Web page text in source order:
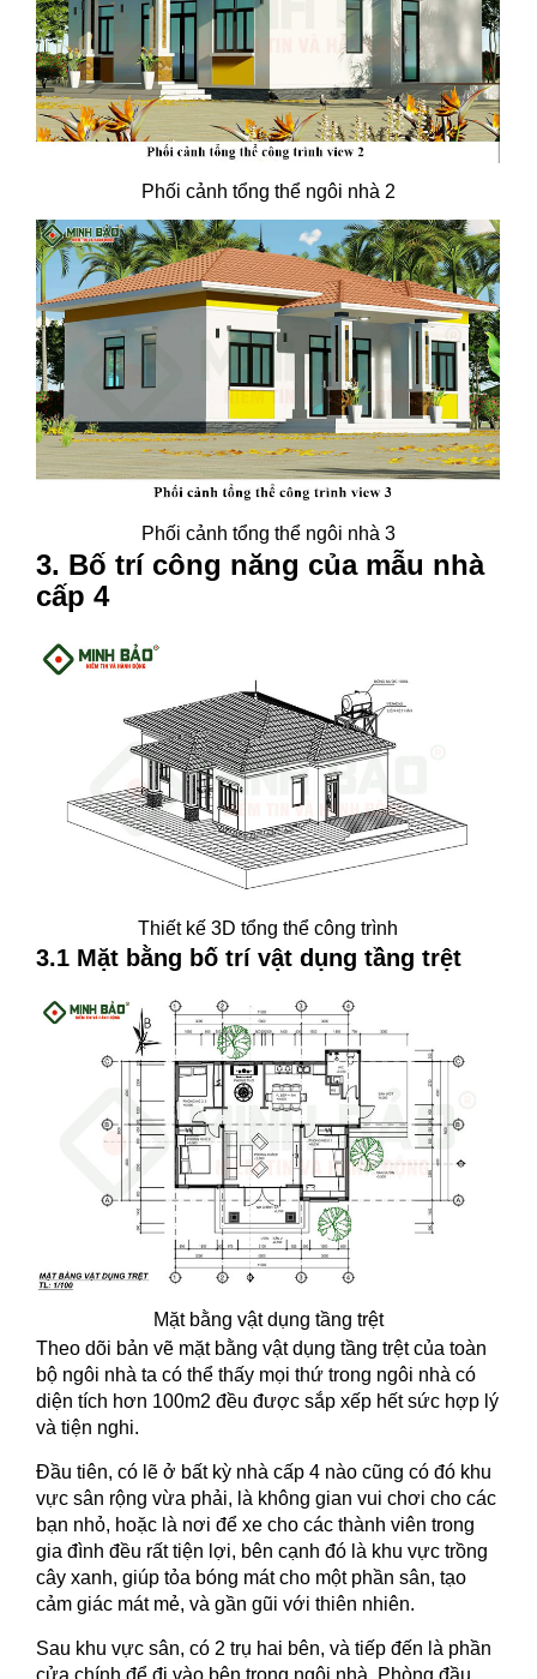
Phối cảnh tổng thể ngôi nhà 2
Phối cảnh tổng thể ngôi nhà 3
3. Bố trí công năng của mẫu nhà
cấp 4
Thiết kế 3D tổng thể công trình
3.1 Mặt bằng bố trí vật dụng tầng trệt
Mặt bằng vật dụng tầng trệt
Theo dõi bản vẽ mặt bằng vật dụng tầng trệt của toàn
bộ ngôi nhà ta có thể thấy mọi thứ trong ngôi nhà có
diện tích hơn 100m2 đều được sắp xếp hết sức hợp lý
và tiện nghi.
Đầu tiên, có lẽ ở bất kỳ nhà cấp 4 nào cũng có đó khu
vực sân rộng vừa phải, là không gian vui chơi cho các
bạn nhỏ, hoặc là nơi để xe cho các thành viên trong
gia đình đều rất tiện lợi, bên cạnh đó là khu vực trồng
cây xanh, giúp tỏa bóng mát cho một phần sân, tạo
cảm giác mát mẻ, và gần gũi với thiên nhiên.
Sau khu vực sân, có 2 trụ hai bên, và tiếp đến là phần
cửa chính để đi vào bên trong ngôi nhà. Phòng đầu